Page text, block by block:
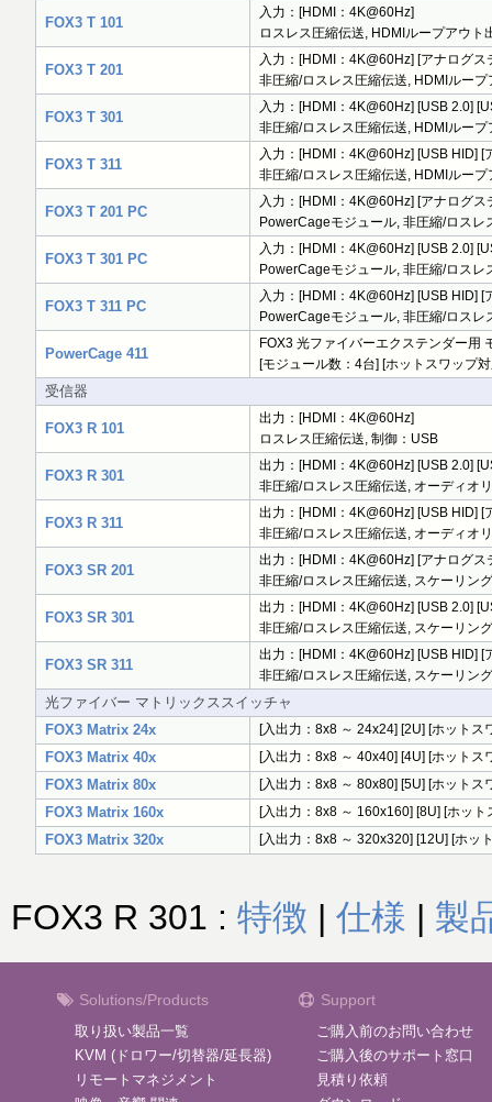
FOX3 T 101
入力：[HDMI：4K@60Hz]
ロスレス圧縮伝送, HDMIループアウト
FOX3 T 201
入力：[HDMI：4K@60Hz] [アナログ
非圧縮/ロスレス圧縮伝送, HDMIルー
FOX3 T 301
入力：[HDMI：4K@60Hz] [USB 2.0]
非圧縮/ロスレス圧縮伝送, HDMIルー
FOX3 T 311
入力：[HDMI：4K@60Hz] [USB HID]
非圧縮/ロスレス圧縮伝送, HDMIルー
FOX3 T 201 PC
入力：[HDMI：4K@60Hz] [アナログ
PowerCageモジュール, 非圧縮/ロス
FOX3 T 301 PC
入力：[HDMI：4K@60Hz] [USB 2.0]
PowerCageモジュール, 非圧縮/ロス
FOX3 T 311 PC
入力：[HDMI：4K@60Hz] [USB HID]
PowerCageモジュール, 非圧縮/ロス
PowerCage 411
FOX3 光ファイバーエクステンダー用
[モジュール数：4台] [ホットスワップ
受信器
FOX3 R 101
出力：[HDMI：4K@60Hz]
ロスレス圧縮伝送, 制御：USB
FOX3 R 301
出力：[HDMI：4K@60Hz] [USB 2.0]
非圧縮/ロスレス圧縮伝送, オーディオ
FOX3 R 311
出力：[HDMI：4K@60Hz] [USB HID] [
非圧縮/ロスレス圧縮伝送, オーディオ
FOX3 SR 201
出力：[HDMI：4K@60Hz] [アナログ
非圧縮/ロスレス圧縮伝送, スケーリン
FOX3 SR 301
出力：[HDMI：4K@60Hz] [USB 2.0]
非圧縮/ロスレス圧縮伝送, スケーリン
FOX3 SR 311
出力：[HDMI：4K@60Hz] [USB HID] [
非圧縮/ロスレス圧縮伝送, スケーリン
光ファイバー マトリックススイッチャ
FOX3 Matrix 24x
[入出力：8x8 ～ 24x24] [2U] [ホット
FOX3 Matrix 40x [入出力：8x8 ～ 40x40] [4U] [ホットス
FOX3 Matrix 80x [入出力：8x8 ～ 80x80] [5U] [ホットス
FOX3 Matrix 160x [入出力：8x8 ～ 160x160] [8U] [ホッ
FOX3 Matrix 320x [入出力：8x8 ～ 320x320] [12U] [ホッ
FOX3 R 301 : 特徴 | 仕様 | 製
Solutions/Products
取り扱い製品一覧
KVM (ドロワー/切替器/延長器)
リモートマネジメント
Support
ご購入前のお問い合わせ
ご購入後のサポート窓口
見積り依頼